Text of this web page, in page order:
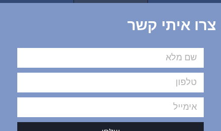
צרו איתי קשר